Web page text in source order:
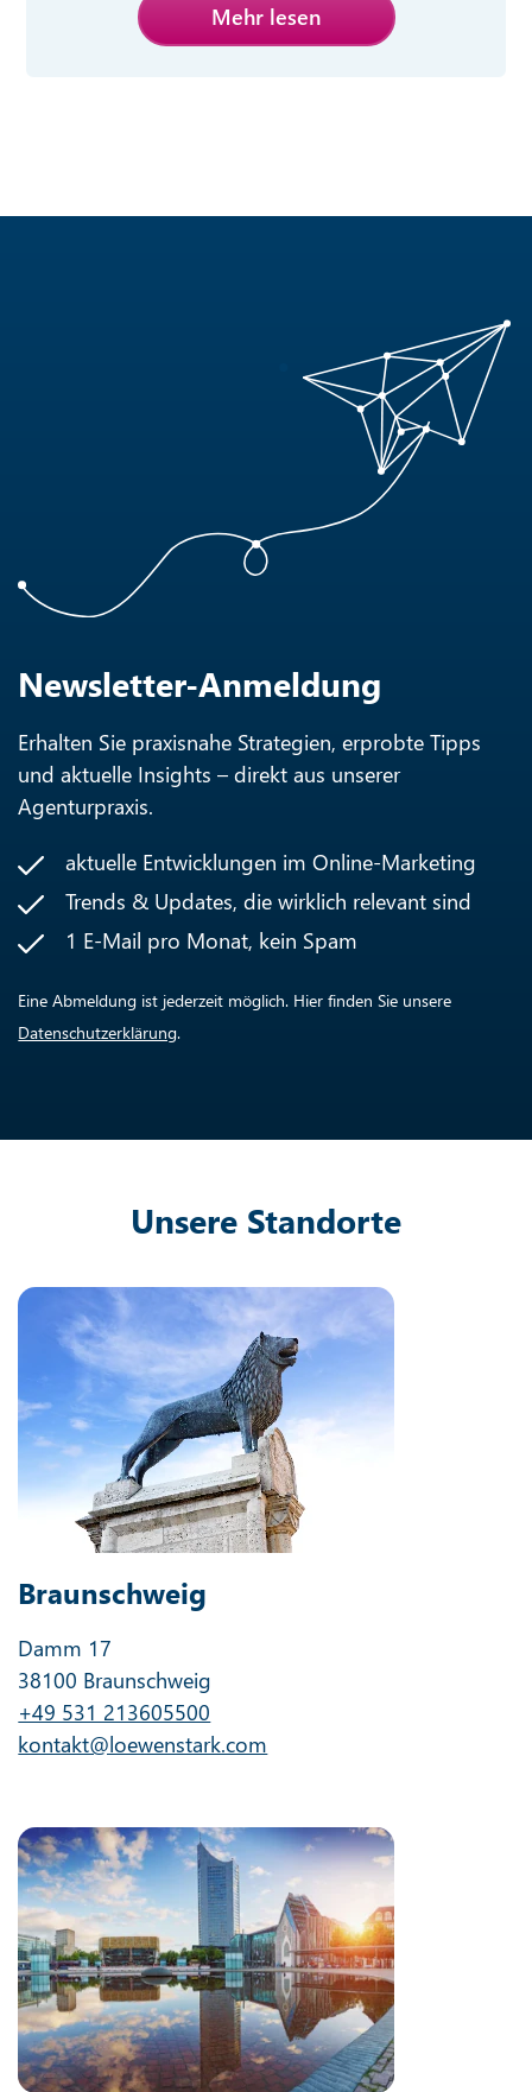
Mehr lesen
Newsletter-Anmeldung
Erhalten Sie praxisnahe Strategien, erprobte Tipps
und aktuelle Insights – direkt aus unserer
Agenturpraxis.
aktuelle Entwicklungen im Online-Marketing
Trends & Updates, die wirklich relevant sind
1 E-Mail pro Monat, kein Spam
Eine Abmeldung ist jederzeit möglich. Hier finden Sie unsere
Datenschutzerklärung.
Unsere Standorte
Braunschweig
Damm 17
38100 Braunschweig
+49 531 213605500
kontakt@loewenstark.com